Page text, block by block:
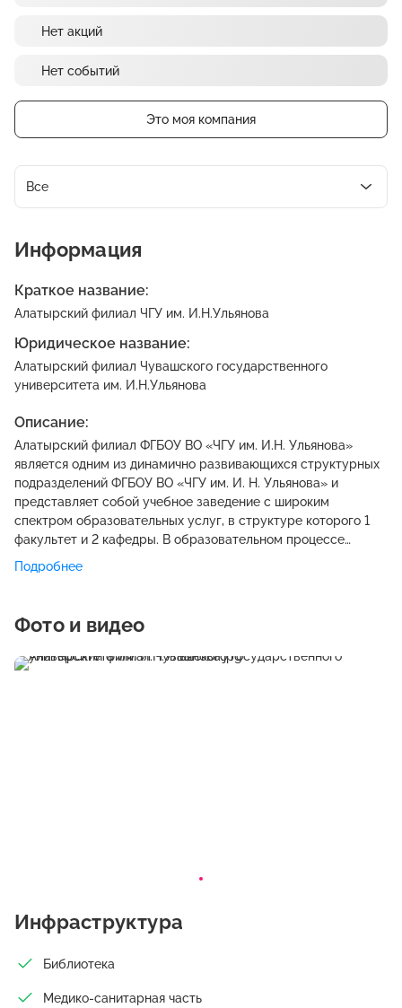
Нет акций
Нет событий
Это моя компания
Все
Информация
Краткое название:
Алатырский филиал ЧГУ им. И.Н.Ульянова
Юридическое название:
Алатырский филиал Чувашского государственного
университета им. И.Н.Ульянова
Описание:
Алатырский филиал ФГБОУ ВО «ЧГУ им. И.Н. Ульянова»
является одним из динамично развивающихся структурных
подразделений ФГБОУ ВО «ЧГУ им. И. Н. Ульянова» и
представляет собой учебное заведение с широким
спектром образовательных услуг, в структуре которого 1
факультет и 2 кафедры. В образовательном процессе
участвует 3 доктора наук, профессора и свыше 25
кандидатов наук, доцентов. Алатырский филиал ФГБОУ ВО
технической, учебно-методической и культурно-
оздоровительной базами. Он расположен в
2 компьютерные лаборатории с выходом в Интернет (более
также электронный читальный зал с выходом в Интернет. В
— актовый зал, музейно-выставочный комплекс
образования и профессиональной ориентации студентов.
обеспечивается за счет собственных средств, полученных
от приносящей доход деятельности. В настоящее время
Подробнее
Фото и видео
Инфраструктура
Библиотека
Медико-санитарная часть